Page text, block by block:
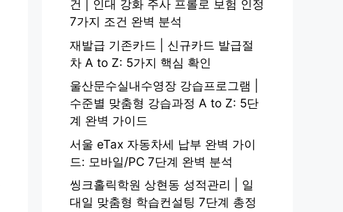
건 | 인대 강화 주사 프롤로 보험 인정
7가지 조건 완벽 분석
재발급 기존카드 | 신규카드 발급절
차 A to Z: 5가지 핵심 확인
울산문수실내수영장 강습프로그램 |
수준별 맞춤형 강습과정 A to Z: 5단
계 완벽 가이드
서울 eTax 자동차세 납부 완벽 가이
드: 모바일/PC 7단계 완벽 분석
씽크홀릭학원 상현동 성적관리 | 일
대일 맞춤형 학습컨설팅 7단계 총정